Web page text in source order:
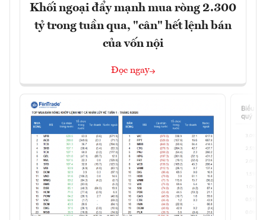
Khối ngoại đẩy mạnh mua ròng 2.300
tỷ trong tuần qua, "cân" hết lệnh bán
của vốn nội
Đọc ngay